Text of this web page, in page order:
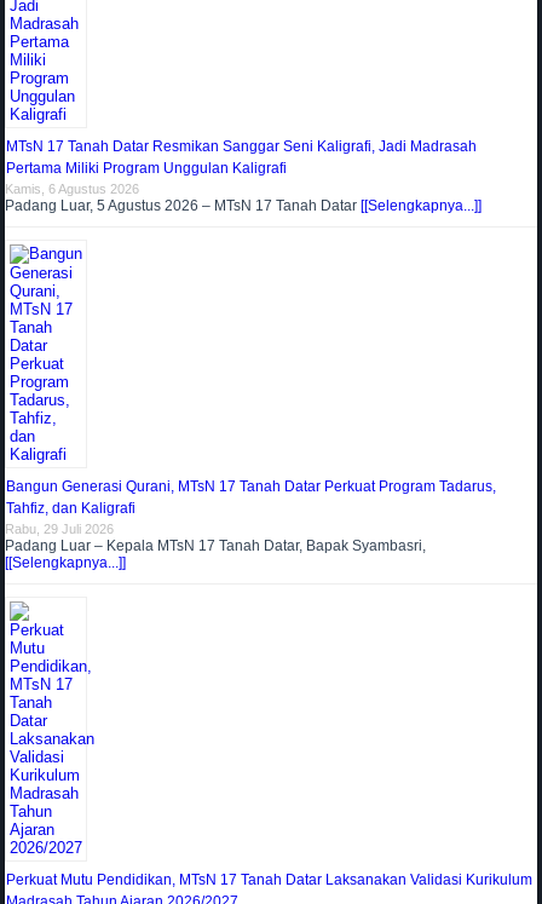
MTsN 17 Tanah Datar Resmikan Sanggar Seni Kaligrafi, Jadi Madrasah
Pertama Miliki Program Unggulan Kaligrafi
Kamis, 6 Agustus 2026
Padang Luar, 5 Agustus 2026 – MTsN 17 Tanah Datar[[Selengkapnya...]]
Bangun Generasi Qurani, MTsN 17 Tanah Datar Perkuat Program Tadarus,
Tahfiz, dan Kaligrafi
Rabu, 29 Juli 2026
Padang Luar – Kepala MTsN 17 Tanah Datar, Bapak Syambasri,
[[Selengkapnya...]]
Perkuat Mutu Pendidikan, MTsN 17 Tanah Datar Laksanakan Validasi Kurikulum